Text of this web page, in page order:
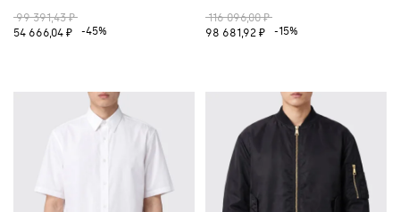
99 391,43 ₽
54 666,04 ₽
-45%
116 096,00 ₽
98 681,92 ₽
-15%